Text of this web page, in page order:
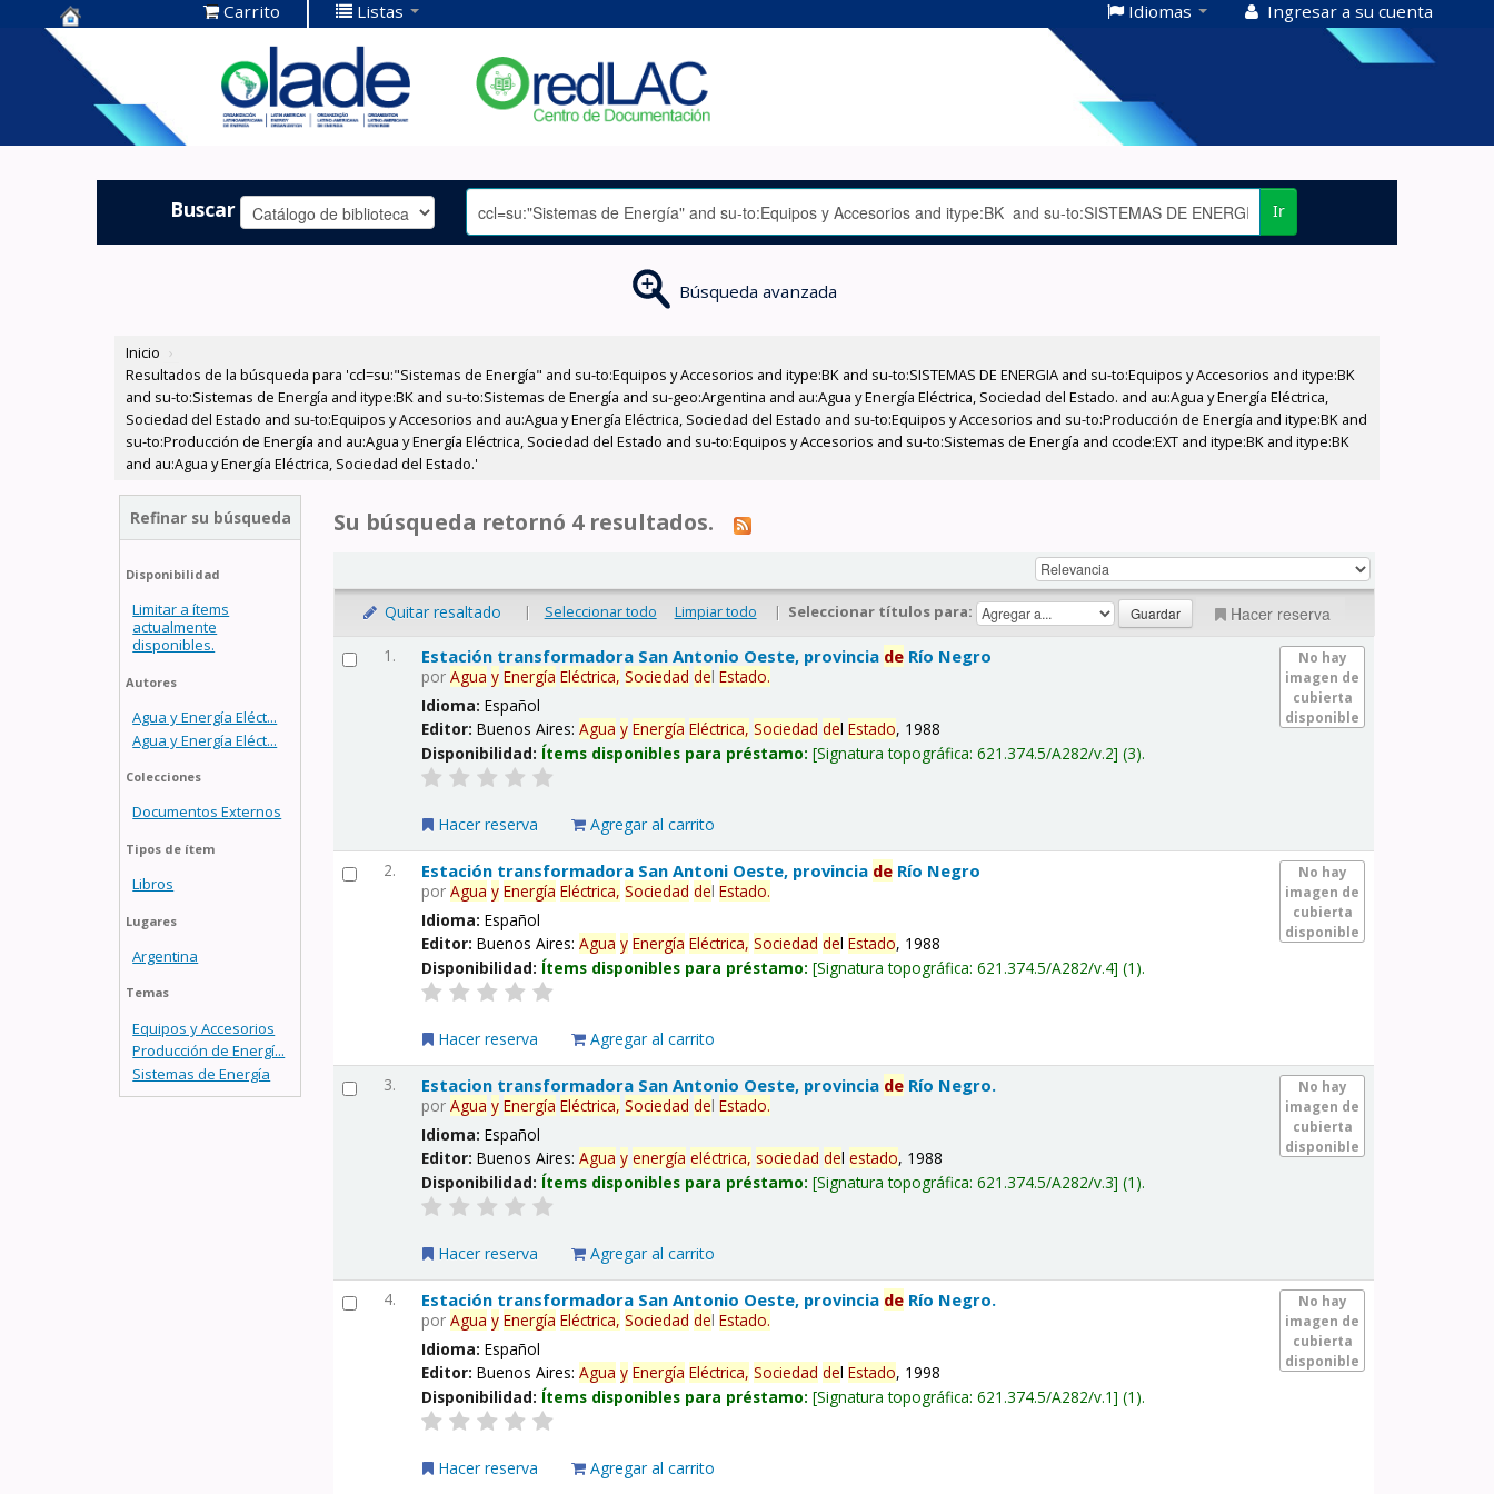
Centro de
Documentación
OLADE -
Carrito Listas Idiomas Ingresar a su cuenta
Buscar Ir
Búsqueda avanzada
Inicio ›
Resultados de la búsqueda para 'ccl=su:"Sistemas de Energía" and su-to:Equipos y Accesorios and itype:BK and su-to:SISTEMAS DE ENERGIA and su-to:Equipos y Accesorios and itype:BK
and su-to:Sistemas de Energía and itype:BK and su-to:Sistemas de Energía and su-geo:Argentina and au:Agua y Energía Eléctrica, Sociedad del Estado. and au:Agua y Energía Eléctrica,
Sociedad del Estado and su-to:Equipos y Accesorios and au:Agua y Energía Eléctrica, Sociedad del Estado and su-to:Equipos y Accesorios and su-to:Producción de Energía and itype:BK and
su-to:Producción de Energía and au:Agua y Energía Eléctrica, Sociedad del Estado and su-to:Equipos y Accesorios and su-to:Sistemas de Energía and ccode:EXT and itype:BK and itype:BK
and au:Agua y Energía Eléctrica, Sociedad del Estado.'
Refinar su búsqueda
Disponibilidad
Limitar a ítems
actualmente
disponibles.
Autores
Agua y Energía Eléct...
Agua y Energía Eléct...
Colecciones
Documentos Externos
Tipos de ítem
Libros
Lugares
Argentina
Temas
Equipos y Accesorios
Producción de Energí...
Sistemas de Energía
Su búsqueda retornó 4 resultados.
Quitar resaltado | Seleccionar todo Limpiar todo | Seleccionar títulos para: Hacer reserva
1.
No hay
imagen de
cubierta
disponible
Estación transformadora San Antonio Oeste, provincia de Río Negro
porAgua y Energía Eléctrica, Sociedad delEstado.
Idioma:Español
Editor:Buenos Aires:Agua y Energía Eléctrica, Sociedad delEstado, 1988
Disponibilidad: Ítems disponibles para préstamo: Signatura topográfica:621.374.5/A282/v.2 (3).
Hacer reserva Agregar al carrito
2.
No hay
imagen de
cubierta
disponible
Estación transformadora San Antoni Oeste, provincia de Río Negro
porAgua y Energía Eléctrica, Sociedad delEstado.
Idioma:Español
Editor:Buenos Aires:Agua y Energía Eléctrica, Sociedad delEstado, 1988
Disponibilidad: Ítems disponibles para préstamo: Signatura topográfica:621.374.5/A282/v.4 (1).
Hacer reserva Agregar al carrito
3.
No hay
imagen de
cubierta
disponible
Estacion transformadora San Antonio Oeste, provincia de Río Negro.
porAgua y Energía Eléctrica, Sociedad delEstado.
Idioma:Español
Editor:Buenos Aires:Agua y energía eléctrica, sociedad delestado, 1988
Disponibilidad: Ítems disponibles para préstamo: Signatura topográfica:621.374.5/A282/v.3 (1).
Hacer reserva Agregar al carrito
4.
No hay
imagen de
cubierta
disponible
Estación transformadora San Antonio Oeste, provincia de Río Negro.
porAgua y Energía Eléctrica, Sociedad delEstado.
Idioma:Español
Editor:Buenos Aires:Agua y Energía Eléctrica, Sociedad delEstado, 1998
Disponibilidad: Ítems disponibles para préstamo: Signatura topográfica:621.374.5/A282/v.1 (1).
Hacer reserva Agregar al carrito